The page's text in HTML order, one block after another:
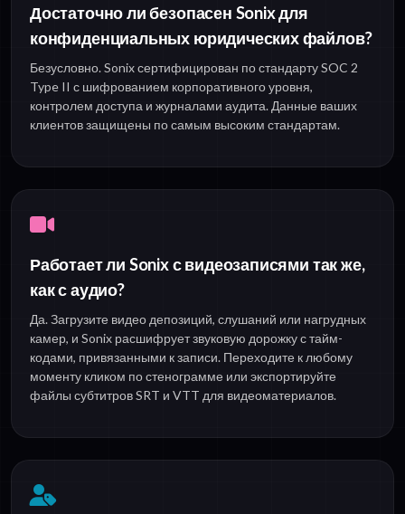
Достаточно ли безопасен Sonix для
конфиденциальных юридических файлов?
Безусловно. Sonix сертифицирован по стандарту SOC 2
Type II с шифрованием корпоративного уровня,
контролем доступа и журналами аудита. Данные ваших
клиентов защищены по самым высоким стандартам.
Работает ли Sonix с видеозаписями так же,
как с аудио?
Да. Загрузите видео депозиций, слушаний или нагрудных
камер, и Sonix расшифрует звуковую дорожку с тайм-
кодами, привязанными к записи. Переходите к любому
моменту кликом по стенограмме или экспортируйте
файлы субтитров SRT и VTT для видеоматериалов.